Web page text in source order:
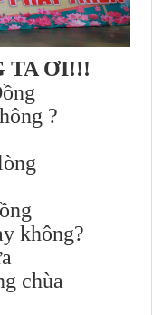
TA ƠI!!!
?
không?
chùa